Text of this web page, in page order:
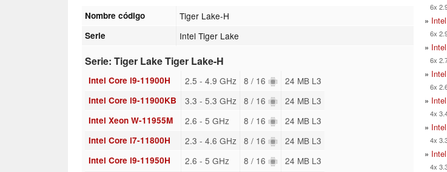
Nombre código Tiger Lake-H
Serie Intel Tiger Lake
Serie: Tiger Lake Tiger Lake-H
Intel Core i9-11900H 2.5 - 4.9 GHz 8 / 16 24 MB L3
Intel Core i9-11900KB 3.3 - 5.3 GHz 8 / 16 24 MB L3
Intel Xeon W-11955M 2.6 - 5 GHz 8 / 16 24 MB L3
Intel Core i7-11800H 2.3 - 4.6 GHz 8 / 16 24 MB L3
Intel Core i9-11950H 2.6 - 5 GHz 8 / 16 24 MB L3
6x
»
6x
»
6x
»
6x
»
4x
»
4x
»
4x